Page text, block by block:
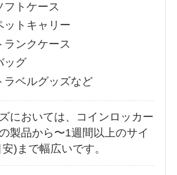
フトケース
ットキャリー
ランクケース
ッグ
ラベルグッズなど
においては、コインロッカー
製品から〜1週間以上のサイ
)まで幅広いです。